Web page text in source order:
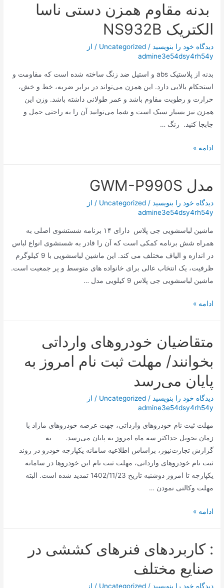
شما
سخن
می‌گوید!
بدنه مقاوم همزن دستی ناسا
الکتریک NS932B
دیدگاه‌ خود را بنویسید /
Uncategorized / از
admine3e54dsy4rh54y
بدنه از پلاستیک abs و استیل ضد زنگ ساخته شده است که مقاومت و
استحکام بالایی دارد. این همزن می‌تواند در برابر ضربه، خط و خش،
حرارت و رطوبت مقاوم باشد و عمر طولانی داشته باشد. وزن این
همزن نیز بسیار سبک است و شما می‌توانید آن را به راحتی حمل و
جابجا کنید. رنگ …
بدنه
دستی
ناسا
الکتریک
ادامه »
مدل GWM-P990S
دیدگاه‌ خود را بنویسید /
Uncategorized / از
admine3e54dsy4rh54y
ماشین لباسشویی جی پلاس دارای ۱۴ برنامه شستشوی اصلی به
همراه شش برنامه کمکی است که آن را قادر به شستشوی انواع لباس
در اندازه و الیاف مختلف می کند. این ماشین لباسشویی با 9 کیلوگرم
ظرفیت، یک انتخاب عالی برای خانواده های متوسط و پر جمعیت است.
ماشین لباسشویی جی پلاس 9 کیلویی مدل …
مدل
ادامه »
متقاضیان خودروهای وارداتی
بخوانند/ مهلت ثبت نام امروز به
پایان می‌رسد
دیدگاه‌ خود را بنویسید /
Uncategorized / از
admine3e54dsy4rh54y
مهلت ثبت نام خودروهای وارداتی، جهت عرضه خودروهای مازاد با
زمان تحویل حداکثر سه ماه امروز به پایان می‌رسد. به
گزارش تجارت‌نیوز، براساس اطلاعیه سامانه یکپارچه خودرو در روند
ثبت نام خودروهای وارداتی، مهلت ثبت نام این خودروها در سامانه
یکپارچه تا امروز دوشنبه تاریخ 1402/11/23 تمدید شده است. البته
مهلت وکالتی نمودن …
متقاضیان
بخوانند/
ثبت
نام
ادامه »
: کاربردهای فنرهای کششی در
صنایع مختلف
دیدگاه‌ خود را بنویسید /
Uncategorized / از